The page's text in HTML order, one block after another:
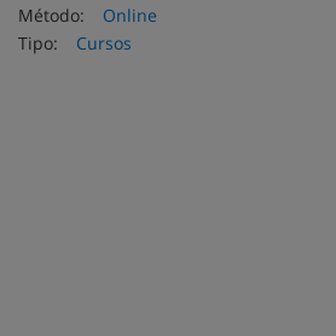
Método:
Online
Tipo:
Cursos